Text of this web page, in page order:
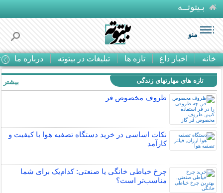
بـیتوتــه
منو
خانه اخبار داغ تازه ها تبلیغات در بیتوته درباره ما
تازه های مهارتهای زندگی
ظروف مخصوص فر
نکات اساسی در خرید دستگاه تصفیه هوا با کیفیت و
کارآمد
چرخ خیاطی خانگی یا صنعتی: کدام‌یک برای شما
مناسب‌تر است؟
بیشتر